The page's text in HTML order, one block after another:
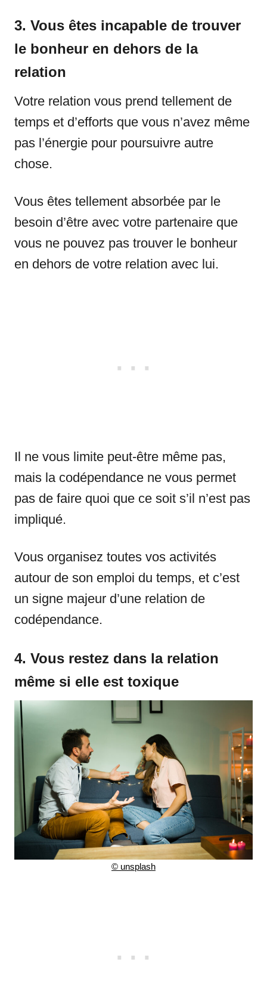
3. Vous êtes incapable de trouver
le bonheur en dehors de la
relation
Votre relation vous prend tellement de
temps et d’efforts que vous n’avez même
pas l’énergie pour poursuivre autre
chose.
Vous êtes tellement absorbée par le
besoin d’être avec votre partenaire que
vous ne pouvez pas trouver le bonheur
en dehors de votre relation avec lui.
Il ne vous limite peut-être même pas,
mais la codépendance ne vous permet
pas de faire quoi que ce soit s’il n’est pas
impliqué.
Vous organisez toutes vos activités
autour de son emploi du temps, et c’est
un signe majeur d’une relation de
codépendance.
4. Vous restez dans la relation
même si elle est toxique
© unsplash